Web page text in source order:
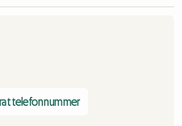
telefonnummer